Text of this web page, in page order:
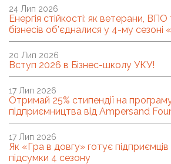
Енергія стійкості: як ветерани,
бізнесів об’єдналися у 4-му сезоні
24 Лип 2026
Вступ 2026 в Бізнес-школу УКУ!
20 Лип 2026
Отримай 25% стипендії на
підприємництва від Ampersand
17 Лип 2026
Як «Гра в довгу» готує
підсумки 4 сезону
17 Лип 2026